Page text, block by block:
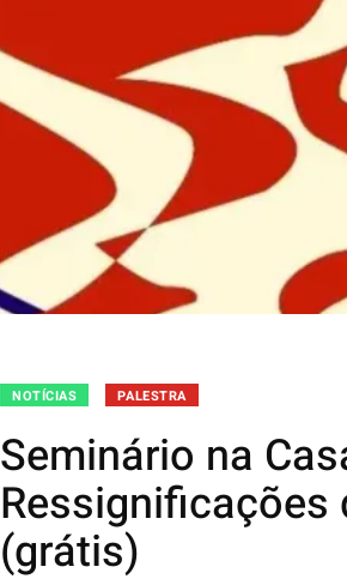
NOTÍCIAS PALESTRA
Seminário na
(grátis)